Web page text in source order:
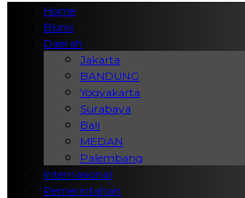
Home
Bisnis
Daerah
Jakarta
BANDUNG
Yogyakarta
Surabaya
Bali
MEDAN
Palembang
Internasional
Pemerintahan